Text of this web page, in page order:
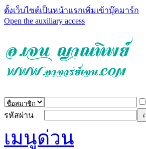
ตั้งเว็บไซต์เป็นหน้าแรกเพิ่มเข้าบุ๊คมาร์ก
Open the auxiliary access
รหัสผ่าน
เมนูด่วน